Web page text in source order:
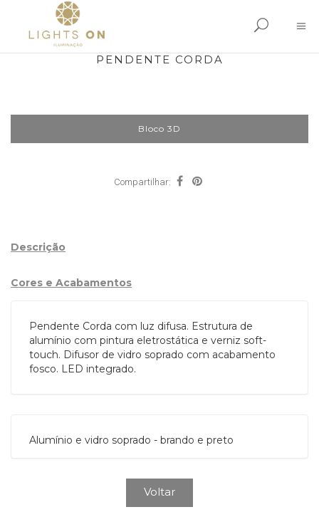
PENDENTE CORDA
Bloco 3D
Compartilhar:
Descrição
Cores e Acabamentos
Pendente Corda com luz difusa. Estrutura de
alumínio com pintura eletrostática e verniz soft-
touch. Difusor de vidro soprado com acabamento
fosco. LED integrado.
Alumínio e vidro soprado - brando e preto
Voltar